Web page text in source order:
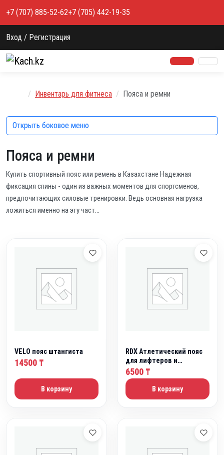
+7 (707) 885-52-62+7 (705) 442-19-35
Вход / Регистрация
Главная
Инвентарь для фитнеса Пояса и ремни
Пояса и ремни
Купить спортивный пояс или ремень в Казахстане Надежная
фиксация спины - один из важных моментов для спортсменов,
предпочитающих силовые тренировки. Ведь основная нагрузка
ложиться именно на эту част…
VELO пояс штангиста
14500 ₸
В корзину
RDX Атлетический пояс
для лифтеров и
бодибилдеров
6500 ₸
В корзину
Открыть боковое меню